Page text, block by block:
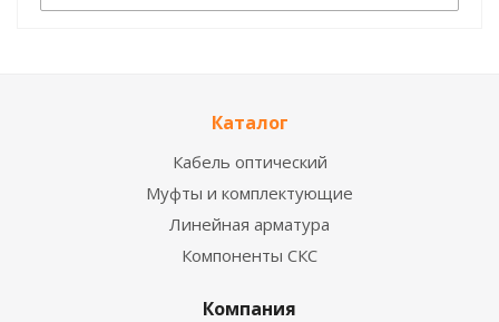
Каталог
Кабель оптический
Муфты и комплектующие
Линейная арматура
Компоненты СКС
Компания